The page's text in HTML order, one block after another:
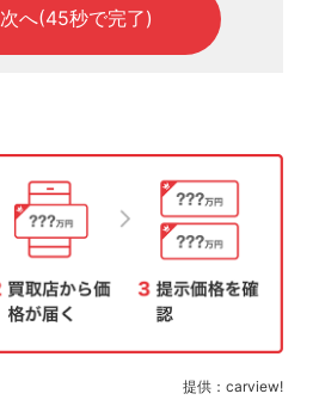
次へ(45秒で完了)
提供：carview!